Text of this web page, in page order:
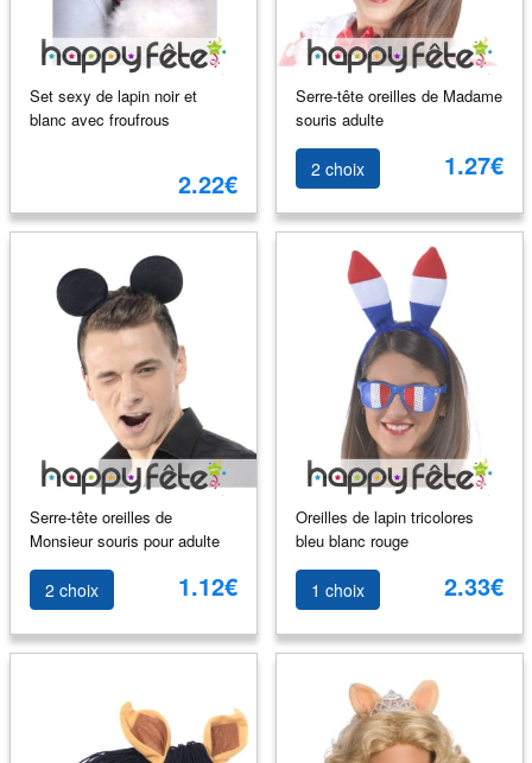
Set sexy de lapin noir et
blanc avec froufrous
2.22€
Serre-tête oreilles de Madame
souris adulte
2 choix 1.27€
Serre-tête oreilles de
Monsieur souris pour adulte
2 choix 1.12€
Oreilles de lapin tricolores
bleu blanc rouge
1 choix 2.33€